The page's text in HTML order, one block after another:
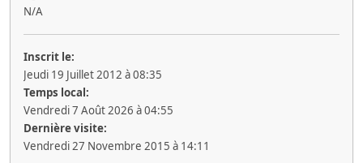
N/A
Inscrit le:
Jeudi 19 Juillet 2012 à 08:35
Temps local:
Vendredi 7 Août 2026 à 04:55
Dernière visite:
Vendredi 27 Novembre 2015 à 14:11